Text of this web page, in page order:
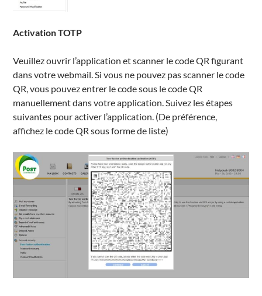
ActivationTOTP
Veuillez ouvrir l’application et scanner le code QR figurant
dans votre webmail. Si vous ne pouvez pas scanner le code
QR, vous pouvez entrer le code sous le code QR
manuellement dans votre application. Suivez les étapes
suivantes pour activer l’application. (De préférence,
affichez le code QR sous forme de liste)